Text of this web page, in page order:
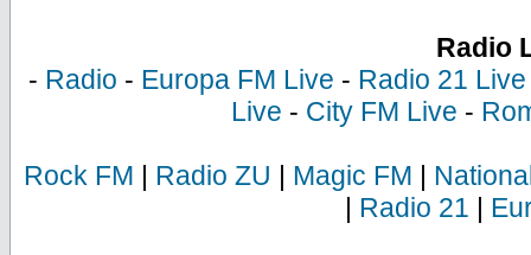
Radio
- Radio - Europa FM Live - Radio 21 Live
Live - City FM Live -
Rock FM | Radio ZU | Magic FM |
| Radio 21 |